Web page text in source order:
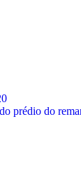
prédio do